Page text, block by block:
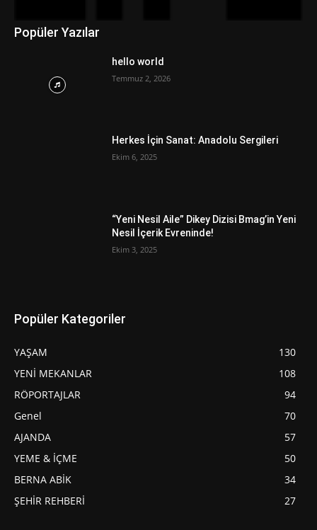
Popüler Yazılar
hello world
Temmuz 2, 2026
Herkes İçin Sanat: Anadolu Sergileri
Ekim 6, 2025
“Yeni Nesil Aile” Dikey Dizisi Bmag’in Yeni
Nesil İçerik Evreninde!
Ekim 3, 2025
Popüler Kategoriler
YAŞAM
130
YENİ MEKANLAR
108
RÖPORTAJLAR
94
Genel
70
AJANDA
57
YEME & İÇME
50
BERNA ABİK
34
ŞEHİR REHBERİ
27